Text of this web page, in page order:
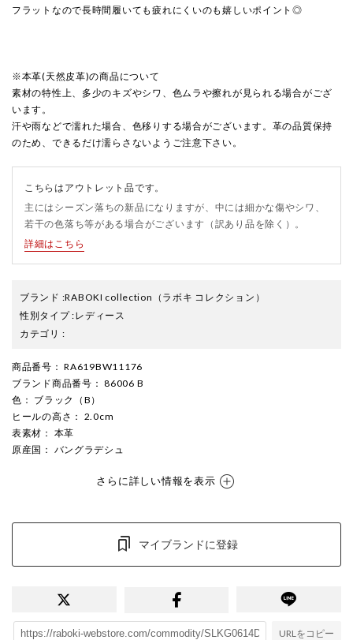
フラットなので長時間履いても疲れにくいのも嬉しいポイント◎
※本革(天然皮革)の商品について
素材の特性上、多少のキズやシワ、色ムラや擦れが見られる場合がござ
います。
汗や雨などで濡れた場合、色移りする場合がございます。革の品質保持
のため、できるだけ濡らさないようご注意下さい。
こちらはアウトレット品です。
主にはシーズン落ちの新品になりますが、中には細かな傷やシワ、
若干の色落ち等がある場合がございます（訳あり品を除く）。
詳細はこちら
ブランド :RABOKI collection （ラボキ コレクション）
性別タイプ:レディース
カテゴリ :
商品番号 ： RA619BW11176
ブランド商品番号 ： 86006 B
色 ： ブラック（B）
ヒールの高さ ： 2.0cm
表素材 ： 本革
原産国 ： バングラデシュ
さらに詳しい情報を表示
マイブランドに登録
URLをコピー